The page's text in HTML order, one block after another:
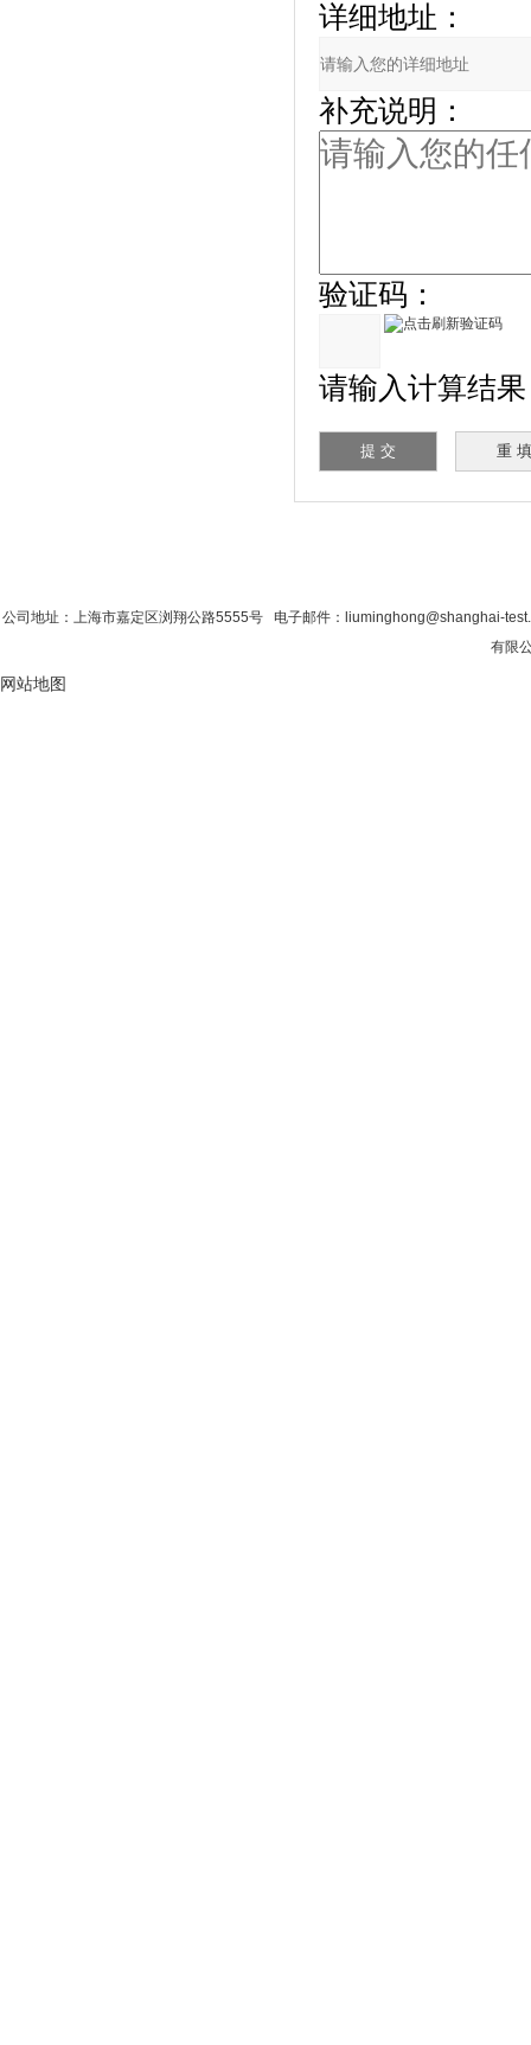
详细地址：
补充说明：
验证码：
请输入计算结果（
公司地址：上海市嘉定区浏翔公路5555号 电子邮件：liuminghong@shanghai-
有限
网站地图